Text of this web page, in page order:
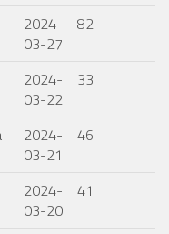
2024-
03-27
82
2024-
03-22
33
2024-
03-21
46
2024-
03-20
41